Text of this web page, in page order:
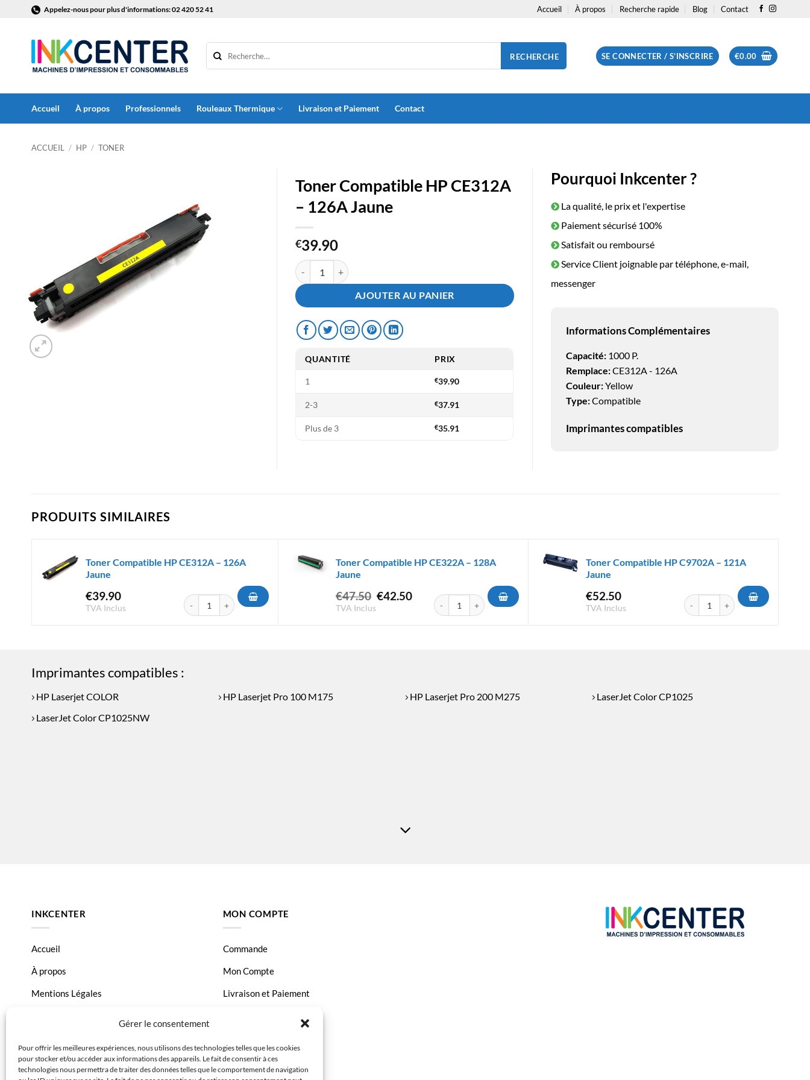
Gérer le consentement
Pour offrir les meilleures expériences, nous utilisons des technologies telles que les cookies
pour stocker et/ou accéder aux informations des appareils. Le fait de consentir à ces
technologies nous permettra de traiter des données telles que le comportement de navigation
contenu
Appelez-nous pour plus d'informations: 02 420 52 41 Accueil À propos Recherche rapide Blog Contact
RECHERCHE SE CONNECTER / S’INSCRIRE €0.00
Accueil À propos Professionnels Rouleaux Thermique Livraison et Paiement Contact
ACCUEIL / HP / TONER
Toner Compatible HP CE312A
– 126A Jaune
€39.90
quantité de Toner Compatible HP CE312A - 126A Jaune
AJOUTER AU PANIER
QUANTITÉ PRIX
1 €39.90
2-3 €37.91
Plus de 3 €35.91
Pourquoi Inkcenter ?
La qualité, le prix et l'expertise
Paiement sécurisé 100%
Satisfait ou remboursé
Service Client joignable par téléphone, e-mail,
messenger
Informations Complémentaires
Capacité:1000 P.
Remplace:CE312A - 126A
Couleur:Yellow
Type:Compatible
Imprimantes compatibles
PRODUITS SIMILAIRES
Toner Compatible HP CE312A – 126A
Jaune
€39.90
TVA Inclus
quantité de Toner Compatible HP CE312A - 126A Jaune
Toner Compatible HP CE322A – 128A
Jaune
€47.50 Le
€42.50Le
TVA Inclus
quantité de Toner Compatible HP CE322A - 128A Jaune
Toner Compatible HP C9702A – 121A
Jaune
€52.50
TVA Inclus
quantité de Toner Compatible HP
Imprimantes compatibles :
HP Laserjet COLOR HP Laserjet Pro 100 M175 HP Laserjet Pro 200 M275
LaserJet Color CP1025
LaserJet Color CP1025NW
INKCENTER
Accueil
À propos
Mentions Légales
Politique de confidentialité
MON COMPTE
Commande
Mon Compte
Livraison et Paiement